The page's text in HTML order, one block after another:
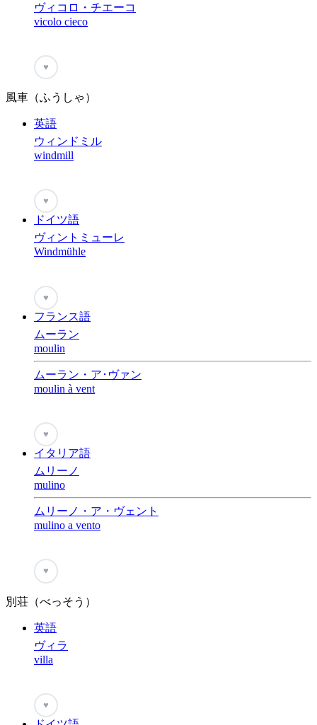
ヴィコロ・チエーコ
vicolo cieco
♥
風車（ふうしゃ）
英語
ウィンドミル
windmill
♥
ドイツ語
ヴィントミューレ
Windmühle
♥
フランス語
ムーラン
moulin
ムーラン・ア･ヴァン
moulin à vent
♥
イタリア語
ムリーノ
mulino
ムリーノ・ア・ヴェント
mulino a vento
♥
別荘（べっそう）
英語
ヴィラ
villa
♥